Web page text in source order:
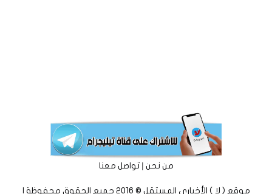
من نحن|تواصل معنا
موقع ( لا ) الأخباري المستقل © 2016 جميع الحقوق محفوظة |